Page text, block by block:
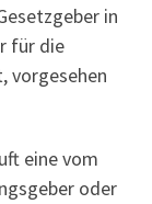
in
für die
vorgesehen
eine vom
oder